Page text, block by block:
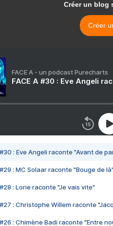
Créer un blog
Créer
FACE A - un podcast Purecharts
FACE A #30 : Eve Angeli
#30 : Eve Angeli raconte "Avant de
#29 : MC Solaar raconte "Bouge de là"
#28 : Lorie raconte "Je vais vite"
#27 : Christophe Willem raconte
#26 : Chimène Badi raconte "Entre